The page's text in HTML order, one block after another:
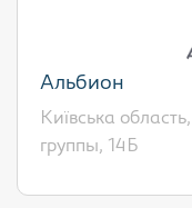
Альбион
Київська
группы, 14Б